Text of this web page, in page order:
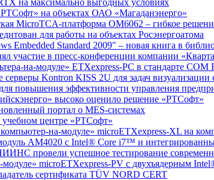
на максимально выгодных условиях
на объектах ОАО «Магаданэнерго»
MicroTCA-платформа OM6062 – гибкое
для работы на объектах Росэнергоатома
Embedded Standard 2009" – новая книга в
участие в пресс-конференции компании
на-модуле» ETXexpress-PC в стандарте
Kontron KISS 2U для задач визуализации
повышения эффективности управления
высоко оценило решение «РТСофт»
портал о MES-системах
центре «РТСофт»
на-модуле» microETXexpress-XL на
AM4020 с Intel® Core i7™ и
провели успешное тестирование
microETXexpress-PV с двухъядерным
сертификата TÜV NORD CERT